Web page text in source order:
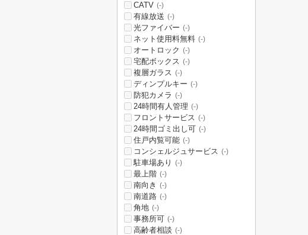
CATV (-)
有線放送 (-)
光ファイバー (-)
ネット使用料無料 (-)
オートロック (-)
宅配ボックス (-)
複層ガラス (-)
ディンプルキー (-)
防犯カメラ (-)
24時間有人管理 (-)
フロントサービス (-)
24時間ゴミ出し可 (-)
住戸内覧可能 (-)
コンシェルジュサービス (-)
駐車場あり (-)
最上階 (-)
南向き (-)
南道路 (-)
角地 (-)
事務所可 (-)
高齢者相談 (-)